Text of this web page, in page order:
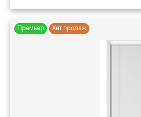
Премьер Хит продаж